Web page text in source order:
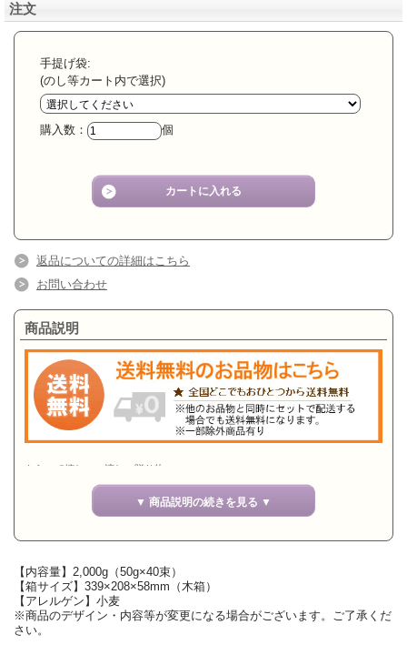
注文
手提げ袋:
(のし等カート内で選択)
購入数： 個
返品についての詳細はこちら
お問い合わせ
商品説明
もらって嬉しい、涼しい贈り物・・・。
立派な木箱に本物の迫力。
▼ 商品説明の続きを見る ▼
【内容量】2,000g（50g×40束）
【箱サイズ】339×208×58mm（木箱）
【アレルゲン】小麦
※商品のデザイン・内容等が変更になる場合がございます。ご了承くだ
さい。